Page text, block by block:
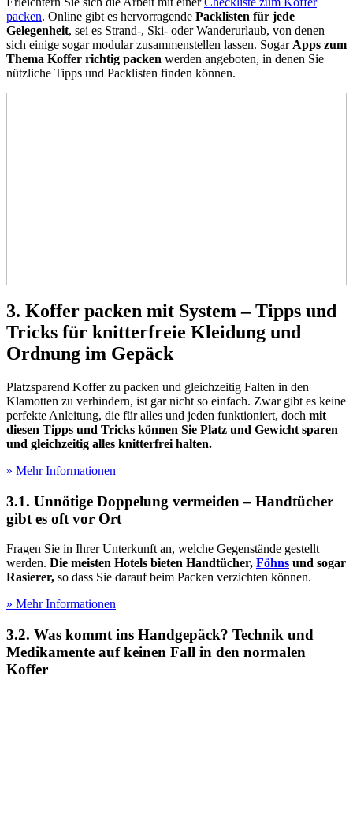
packen. Online gibt es hervorragende Packlisten für jede
Gelegenheit, sei es Strand-, Ski- oder Wanderurlaub, von denen
sich einige sogar modular zusammenstellen lassen. Sogar Apps zum
Thema Koffer richtig packen werden angeboten, in denen Sie
nützliche Tipps und Packlisten finden können.
3. Koffer packen mit System – Tipps und
Tricks für knitterfreie Kleidung und
Ordnung im Gepäck
Platzsparend Koffer zu packen und gleichzeitig Falten in den
Klamotten zu verhindern, ist gar nicht so einfach. Zwar gibt es keine
perfekte Anleitung, die für alles und jeden funktioniert, doch mit
diesen Tipps und Tricks können Sie Platz und Gewicht sparen
und gleichzeitig alles knitterfrei halten.
» Mehr Informationen
3.1. Unnötige Doppelung vermeiden – Handtücher
gibt es oft vor Ort
Fragen Sie in Ihrer Unterkunft an, welche Gegenstände gestellt
werden. Die meisten Hotels bieten Handtücher, Föhns und sogar
Rasierer, so dass Sie darauf beim Packen verzichten können.
» Mehr Informationen
3.2. Was kommt ins Handgepäck? Technik und
Medikamente auf keinen Fall in den normalen
Koffer